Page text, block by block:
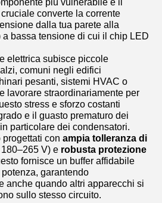
converte la corrente
dalla tua parete alla
bassa tensione di cui il chip LED
elettrica subisce piccole
comuni negli edifici
pesanti, sistemi HVAC o
lavorare straordinariamente per
stress e sforzo costanti
e il guasto prematuro dei
particolare dei condensatori.
progettati con ampia tolleranza di
V) e robusta protezione
fornisce un buffer affidabile
garantendo
anche quando altri apparecchi si
sullo stesso circuito.